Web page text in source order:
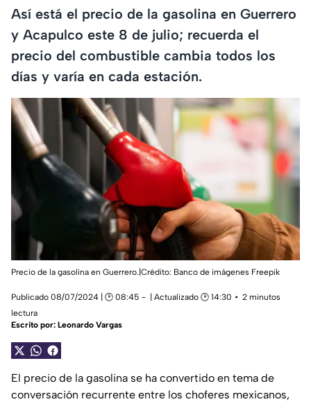
Así está el precio de la gasolina en Guerrero
y Acapulco este 8 de julio; recuerda el
precio del combustible cambia todos los
días y varía en cada estación.
Precio de la gasolina en Guerrero.|Crédito: Banco de imágenes Freepik
Publicado 08/07/2024 | 🕑 08:45 | Actualizado 🕑 14:30
2 minutos
lectura
Escrito por: Leonardo Vargas
El precio de la gasolina se ha convertido en tema de
conversación recurrente entre los choferes mexicanos,